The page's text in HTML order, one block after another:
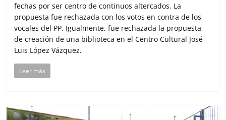
fechas por ser centro de continuos altercados. La
propuesta fue rechazada con los votos en contra de los
vocales del PP. Igualmente, fue rechazada la propuesta
de creación de una biblioteca en el Centro Cultural José
Luis López Vázquez.
Leer más